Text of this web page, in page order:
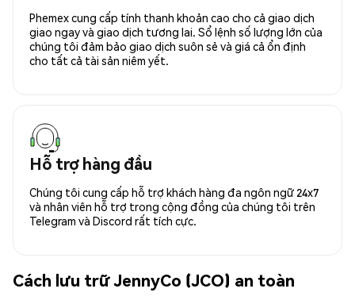
Phemex cung cấp tính thanh khoản cao cho cả giao dịch
giao ngay và giao dịch tương lai. Sổ lệnh số lượng lớn của
chúng tôi đảm bảo giao dịch suôn sẻ và giá cả ổn định
cho tất cả tài sản niêm yết.
Hỗ trợ hàng đầu
Chúng tôi cung cấp hỗ trợ khách hàng đa ngôn ngữ 24x7
và nhân viên hỗ trợ trong cộng đồng của chúng tôi trên
Telegram và Discord rất tích cực.
Cách lưu trữ JennyCo (JCO) an toàn